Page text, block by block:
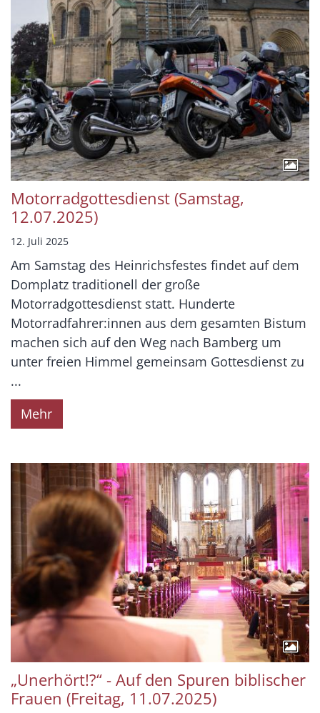
Motorradgottesdienst (Samstag,
12.07.2025)
12. Juli 2025
Am Samstag des Heinrichsfestes findet auf dem
Domplatz traditionell der große
Motorradgottesdienst statt. Hunderte
Motorradfahrer:innen aus dem gesamten Bistum
machen sich auf den Weg nach Bamberg um
unter freien Himmel gemeinsam Gottesdienst zu
...
Mehr
„Unerhört!?“ - Auf den Spuren biblischer
Frauen (Freitag, 11.07.2025)